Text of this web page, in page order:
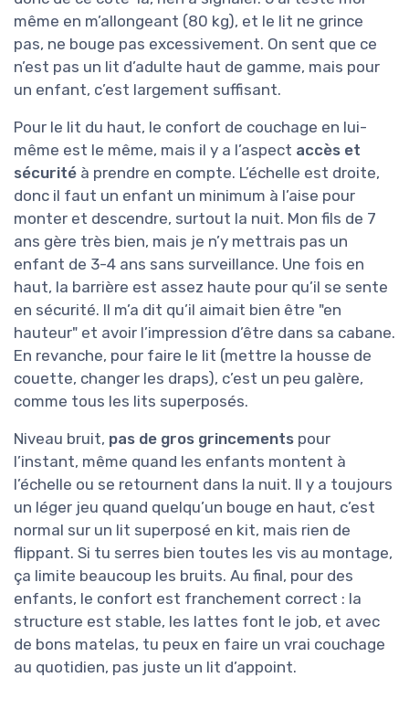
même en m’allongeant (80 kg), et le lit ne grince
pas, ne bouge pas excessivement. On sent que ce
n’est pas un lit d’adulte haut de gamme, mais pour
un enfant, c’est largement suffisant.
Pour le lit du haut, le confort de couchage en lui-
même est le même, mais il y a l’aspect accès et
sécurité à prendre en compte. L’échelle est droite,
donc il faut un enfant un minimum à l’aise pour
monter et descendre, surtout la nuit. Mon fils de 7
ans gère très bien, mais je n’y mettrais pas un
enfant de 3-4 ans sans surveillance. Une fois en
haut, la barrière est assez haute pour qu’il se sente
en sécurité. Il m’a dit qu’il aimait bien être "en
hauteur" et avoir l’impression d’être dans sa cabane.
En revanche, pour faire le lit (mettre la housse de
couette, changer les draps), c’est un peu galère,
comme tous les lits superposés.
Niveau bruit, pas de gros grincements pour
l’instant, même quand les enfants montent à
l’échelle ou se retournent dans la nuit. Il y a toujours
un léger jeu quand quelqu’un bouge en haut, c’est
normal sur un lit superposé en kit, mais rien de
flippant. Si tu serres bien toutes les vis au montage,
ça limite beaucoup les bruits. Au final, pour des
enfants, le confort est franchement correct : la
structure est stable, les lattes font le job, et avec
de bons matelas, tu peux en faire un vrai couchage
au quotidien, pas juste un lit d’appoint.